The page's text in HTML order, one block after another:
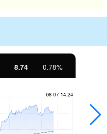
8.74 0.78%